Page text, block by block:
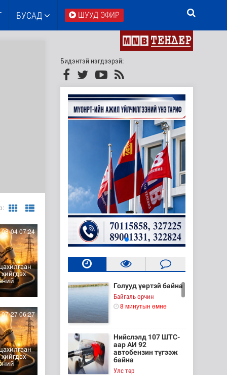
БУСАД ШУУД ЭФИР
04 07:24
27 06:27
Бидэнтэй нэгдээрэй:
Голууд үертэй байна
Байгаль орчин
8 минутын өмнө
Нийслэлд 107 ШТС-
аар АИ 92
автобензин түгээж
байна
Улс төр